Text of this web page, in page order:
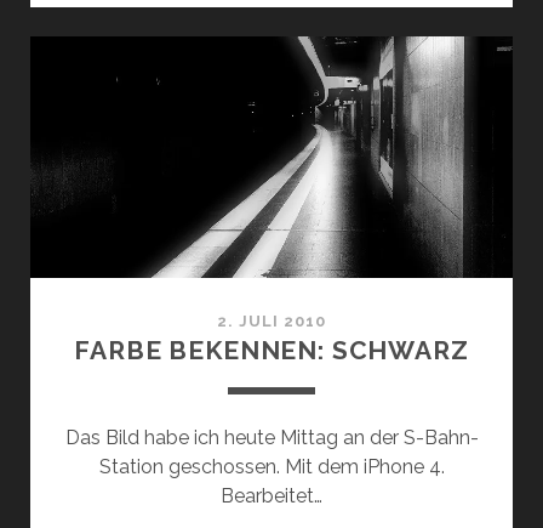
LOS!
2. JULI 2010
FARBE BEKENNEN: SCHWARZ
Das Bild habe ich heute Mittag an der S-Bahn-
Station geschossen. Mit dem iPhone 4.
Bearbeitet…